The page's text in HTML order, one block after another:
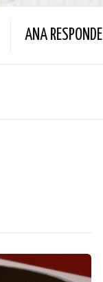
ANA RESPONDE